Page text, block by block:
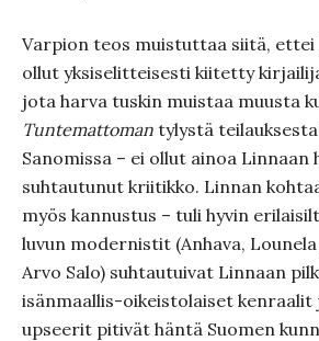
Varpion teos muistuttaa siitä, ettei
ollut yksiselitteisesti kiitetty
jota harva tuskin muistaa muusta
Tuntemattoman tylystä
Sanomissa – ei ollut ainoa Linnaan
suhtautunut kriitikko. Linnan
myös kannustus – tuli hyvin
luvun modernistit (Anhava,
Arvo Salo) suhtautuivat Linnaan
isänmaallis-oikeistolaiset kenraalit
upseerit pitivät häntä Suomen